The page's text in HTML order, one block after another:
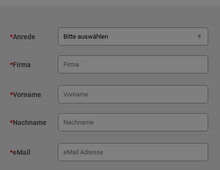
*Anrede
*Firma
*Vorname
*Nachname
*eMail